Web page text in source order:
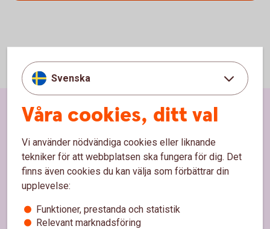
Svenska
Våra cookies, ditt val
Vi använder nödvändiga cookies eller liknande
tekniker för att webbplatsen ska fungera för dig. Det
finns även cookies du kan välja som förbättrar din
upplevelse:
Funktioner, prestanda och statistik
Relevant marknadsföring
Sidfot
Hitta snabbt
Kundservice
Spärrhjälp
Bli kund